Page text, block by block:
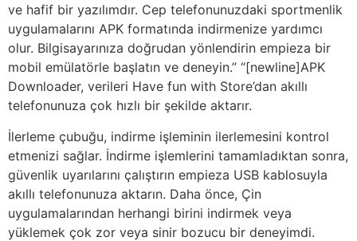
ve hafif bir yazılımdır. Cep telefonunuzdaki sportmenlik
uygulamalarını APK formatında indirmenize yardımcı
olur. Bilgisayarınıza doğrudan yönlendirin empieza bir
mobil emülatörle başlatın ve deneyin.” “[newline]APK
Downloader, verileri Have fun with Store’dan akıllı
telefonunuza çok hızlı bir şekilde aktarır.
İlerleme çubuğu, indirme işleminin ilerlemesini kontrol
etmenizi sağlar. İndirme işlemlerini tamamladıktan sonra,
güvenlik uyarılarını çalıştırın empieza USB kablosuyla
akıllı telefonunuza aktarın. Daha önce, Çin
uygulamalarından herhangi birini indirmek veya
yüklemek çok zor veya sinir bozucu bir deneyimdi.